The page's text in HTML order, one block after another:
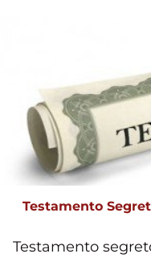
Testamento
Testamento